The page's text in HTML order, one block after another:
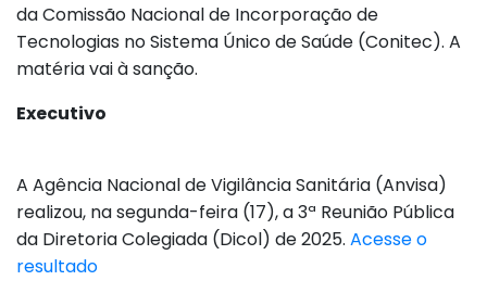
da Comissão Nacional de Incorporação de
Tecnologias no Sistema Único de Saúde (Conitec). A
matéria vai à sanção.
Executivo
A Agência Nacional de Vigilância Sanitária (Anvisa)
realizou, na segunda-feira (17), a 3ª Reunião Pública
da Diretoria Colegiada (Dicol) de 2025. Acesse o
resultado